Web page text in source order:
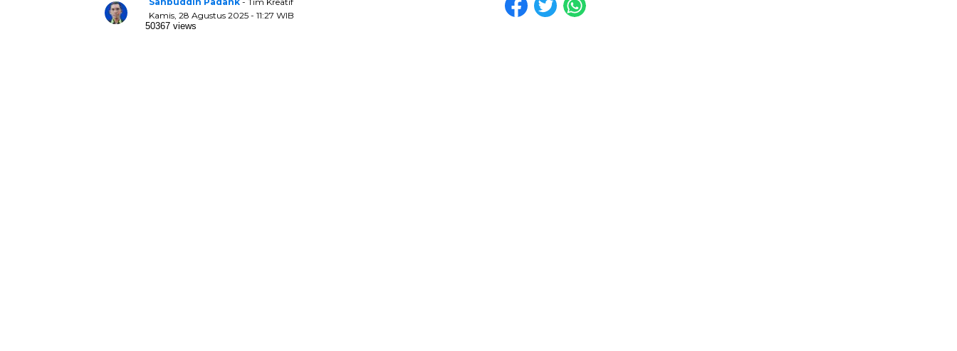
Kamis, 28 Agustus 2025 - 11:27 WIB
50367 views